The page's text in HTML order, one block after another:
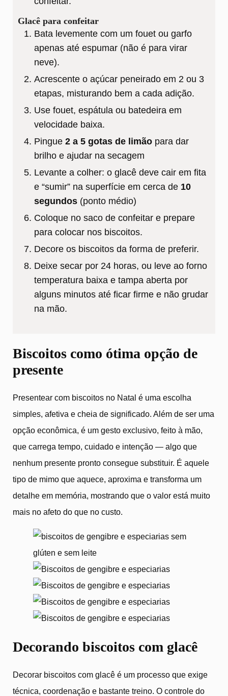
Glacê para confeitar
Bata levemente com um fouet ou garfo
apenas até espumar (não é para virar
neve).
Acrescente o açúcar peneirado em 2 ou 3
etapas, misturando bem a cada adição.
Use fouet, espátula ou batedeira em
velocidade baixa.
Pingue 2 a 5 gotas de limão para dar
brilho e ajudar na secagem
Levante a colher: o glacê deve cair em fita
e “sumir” na superfície em cerca de 10
segundos (ponto médio)
Coloque no saco de confeitar e prepare
para colocar nos biscoitos.
Decore os biscoitos da forma de preferir.
Deixe secar por 24 horas, ou leve ao forno
temperatura baixa e tampa aberta por
alguns minutos até ficar firme e não grudar
na mão.
Biscoitos como ótima opção de
presente
Presentear com biscoitos no Natal é uma escolha
simples, afetiva e cheia de significado. Além de ser uma
opção econômica, é um gesto exclusivo, feito à mão,
que carrega tempo, cuidado e intenção — algo que
nenhum presente pronto consegue substituir. É aquele
tipo de mimo que aquece, aproxima e transforma um
detalhe em memória, mostrando que o valor está muito
mais no afeto do que no custo.
Decorando biscoitos com glacê
Decorar biscoitos com glacê é um processo que exige
técnica, coordenação e bastante treino. O controle do